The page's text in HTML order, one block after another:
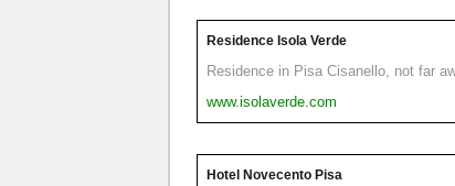
Residence Isola Verde
Residence in Pisa Cisanello, not far
www.isolaverde.com
Hotel Novecento Pisa